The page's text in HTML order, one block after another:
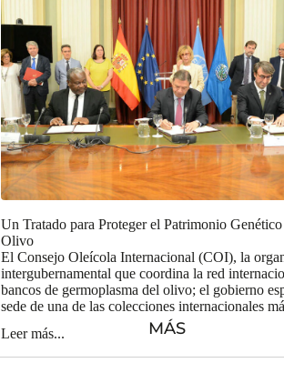
MÁS
Un Tratado para Proteger el Patrimonio
Olivo
El Consejo Oleícola Internacional (COI), la
intergubernamental que coordina la red
bancos de germoplasma del olivo; el gobierno
sede de una de las colecciones internacionales
Leer más...